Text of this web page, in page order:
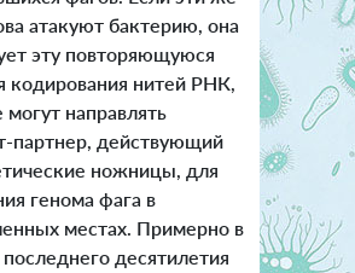
атакуют бактерию, она
эту повторяющуюся
нитей РНК,
направлять
партнер, действующий
ножницы, для
генома фага в
местах. Примерно в
десятилетия